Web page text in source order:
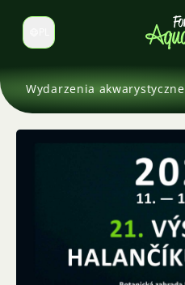
Zmień język
Wydarzenia akwarystyczne